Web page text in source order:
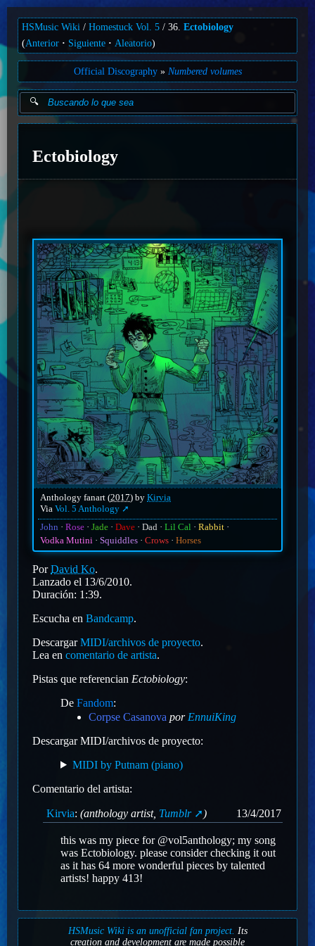
HSMusic Wiki Homestuck Vol. 5 36. Ectobiology
(Anterior Siguiente Aleatorio)
Official Discography Numbered volumes
Ectobiology
Anthology fanart (2017) by Kirvia
Via Vol. 5 Anthology
John
Rose Jade Dave Dad Lil Cal
Rabbit
Vodka Mutini
Squiddles Crows Horses
PorDavid Ko.
Lanzado el 13/6/2010.
Duración: 1:39.
Escucha en Bandcamp.
DescargarMIDI/archivos de proyecto.
Lea en comentario de artista.
Pistas que referencian Ectobiology:
De Fandom:
Corpse Casanova por EnnuiKing
Descargar MIDI/archivos de proyecto:
MIDI by Putnam (piano)
Comentario del artista:
Kirvia: (anthology artist, Tumblr ) 13/4/2017
this was my piece for @vol5anthology; my song
was Ectobiology. please consider checking it out
as it has 64 more wonderful pieces by talented
artists! happy 413!
HSMusic Wiki is an unofficial fan project. Its
creation and development are made possible